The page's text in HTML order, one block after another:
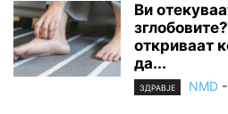
Ви
откриваат
да...
ЗДРАВЈЕ NMD -